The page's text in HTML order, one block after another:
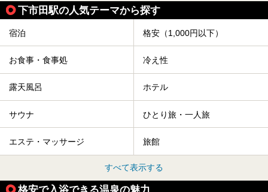
下市田駅の人気テーマから探す
宿泊 格安（1,000円以下）
お食事・食事処 冷え性
露天風呂 ホテル
サウナ ひとり旅・一人旅
エステ・マッサージ 旅館
すべて表示する
格安で入浴できる温泉の魅力